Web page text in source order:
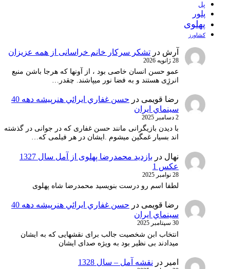
پل
پلور
پهلوی
کشاورز
آرش در تشکر سرکار خانم خراسانی از همه عزیزان
28 ژانویه 2026
عمو حسن انسان خاصی بود ، از آونها که هرجا باشن منبع
انرژِی هستند و به فضا نور میپاشند. چقدر…
رضا قویمی در
حسن غفاري ايرائي هنرپيشه دهه 40
سينماي ايران
2 دسامبر 2025
با دیدن بازیگرانی مانند حسن غفاری که در جوانی در گذشته
اند بسیار غمگین میشوم .ایشان در هر فیلمی که…
نهال در
بازدید محمدرضا پهلوی از آمل سال 1327
عکس 1
28 نوامبر 2025
لطفا اسم رو درست بنویسید محمدرضا شاه پهلوی
رضا قویمی در
حسن غفاري ايرائي هنرپيشه دهه 40
سينماي ايران
30 سپتامبر 2025
انتخاب ابن شخصیت جالب برای نقشهایی که به ایشان
میدادند بی نظیر بود به ویژه صدای ایشان
امیر در نقشه آمل – سال 1328